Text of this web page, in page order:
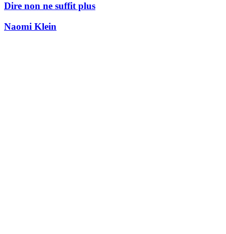
Dire non ne suffit plus
Naomi Klein